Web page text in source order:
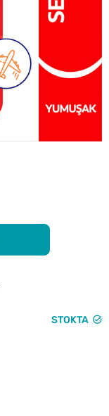
STOKTA